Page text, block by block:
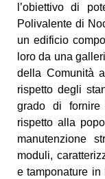
l’obiettivo di
Polivalente di
un edificio
loro da una
della Comunità
rispetto degli
grado di fornire
rispetto alla
manutenzione
moduli,
e tamponature